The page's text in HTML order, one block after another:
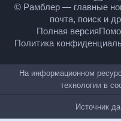
© Рамблер —
гороскопы, почта,
Полная версия
Политика
На
рекомендательные